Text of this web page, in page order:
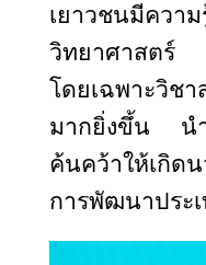
เยาวชนมีควา
วิทยาศาสตร์
โดยเฉพาะวิชา
มากยิ่งขึ้น นำ
ค้นคว้าให้เกิด
การพัฒนาประ